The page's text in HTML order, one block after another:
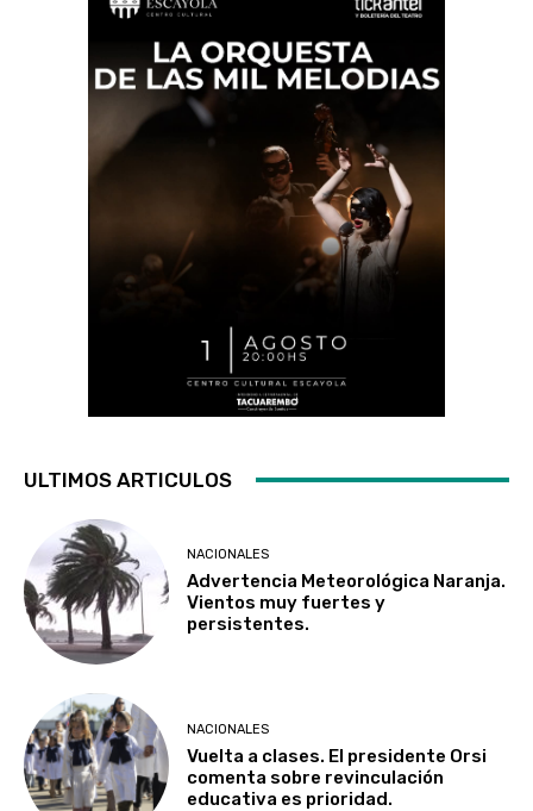
ULTIMOS ARTICULOS
NACIONALES
Advertencia Meteorológica Naranja.
Vientos muy fuertes y
persistentes.
NACIONALES
Vuelta a clases. El presidente Orsi
comenta sobre revinculación
educativa es prioridad.